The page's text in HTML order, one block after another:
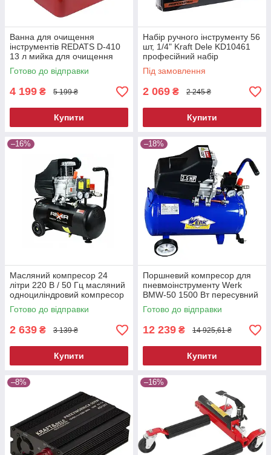
Ванна для очищення
інструментів REDATS D-410
13 л мийка для очищення
деталей мийна ванна для
майстерні
Готово до відправки
4 199 ₴ 5 199 ₴
Купити
Набір ручного інструменту 56
шт, 1/4" Kraft Dele KD10461
професійний набір
інструментів
Під замовлення
2 069 ₴ 2 245 ₴
Купити
–16%
Масляний компресор 24
літри 220 В / 50 Гц масляний
одноциліндровий компресор
Готово до відправки
2 639 ₴ 3 139 ₴
Купити
–18%
Поршневий компресор для
пневмоінструменту Werk
BMW-50 1500 Вт пересувний
електричний компресор для
фарбування
Готово до відправки
12 239 ₴ 14 925,61 ₴
Купити
–8% –16%